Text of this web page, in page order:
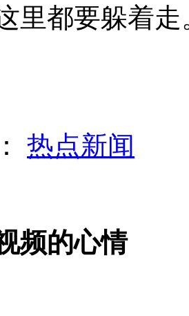
份子钱"
生回应
里都要躲着走
热点新闻
频的心情